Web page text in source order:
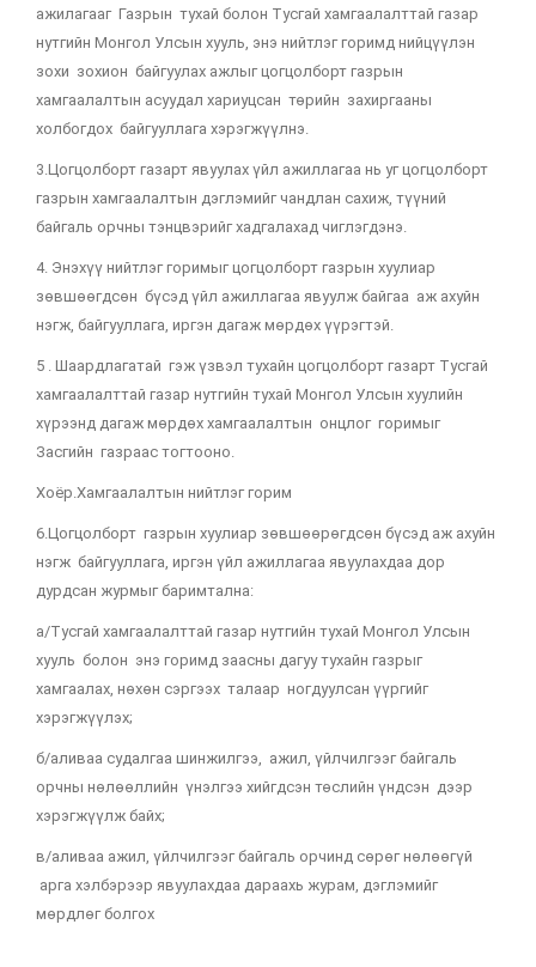
ажилагааг Газрын тухай болон Тусгай хамгаалалттай газар
нутгийн Монгол Улсын хууль, энэ нийтлэг горимд нийцүүлэн
зохи зохион байгуулах ажлыг цогцолборт газрын
хамгаалалтын асуудал хариуцсан төрийн захиргааны
холбогдох байгууллага хэрэгжүүлнэ.
3.Цогцолборт газарт явуулах үйл ажиллагаа нь уг цогцолборт
газрын хамгаалалтын дэглэмийг чандлан сахиж, түүний
байгаль орчны тэнцвэрийг хадгалахад чиглэгдэнэ.
4. Энэхүү нийтлэг горимыг цогцолборт газрын хуулиар
зөвшөөгдсөн бүсэд үйл ажиллагаа явуулж байгаа аж ахуйн
нэгж, байгууллага, иргэн дагаж мөрдөх үүрэгтэй.
5 . Шаардлагатай гэж үзвэл тухайн цогцолборт газарт Тусгай
хамгаалалттай газар нутгийн тухай Монгол Улсын хуулийн
хүрээнд дагаж мөрдөх хамгаалалтын онцлог горимыг
Засгийн газраас тогтооно.
Хоёр.Хамгаалалтын нийтлэг горим
6.Цогцолборт газрын хуулиар зөвшөөрөгдсөн бүсэд аж ахуйн
нэгж байгууллага, иргэн үйл ажиллагаа явуулахдаа дор
дурдсан журмыг баримтална:
а/Тусгай хамгаалалттай газар нутгийн тухай Монгол Улсын
хууль болон энэ горимд заасны дагуу тухайн газрыг
хамгаалах, нөхөн сэргээх талаар ногдуулсан үүргийг
хэрэгжүүлэх;
б/аливаа судалгаа шинжилгээ, ажил, үйлчилгээг байгаль
орчны нөлөөллийн үнэлгээ хийгдсэн төслийн үндсэн дээр
хэрэгжүүлж байх;
в/аливаа ажил, үйлчилгээг байгаль орчинд сөрөг нөлөөгүй
арга хэлбэрээр явуулахдаа дараахь журам, дэглэмийг
мөрдлөг болгох